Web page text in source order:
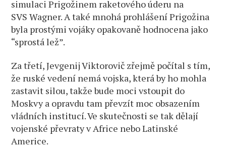
simulaci Prigožinem raketového úderu na
SVS Wagner. A také mnohá prohlášení Prigožina
byla prostými vojáky opakovaně hodnocena jako
“sprostá lež”.
Za třetí, Jevgenij Viktorovič zřejmě počítal s tím,
že ruské vedení nemá vojska, která by ho mohla
zastavit silou, takže bude moci vstoupit do
Moskvy a opravdu tam převzít moc obsazením
vládních institucí. Ve skutečnosti se tak dělají
vojenské převraty v Africe nebo Latinské
Americe.